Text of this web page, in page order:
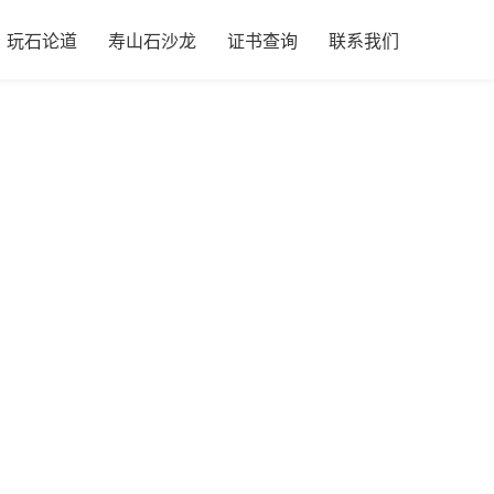
玩石论道 寿山石沙龙 证书查询 联系我们